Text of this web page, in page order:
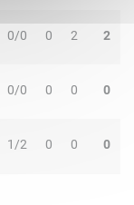
0/0 0 2 2
0/0 0 0 0
1/2 0 0 0